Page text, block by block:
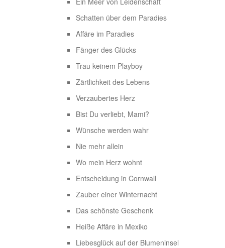
Schatten über dem Paradies
Affäre im Paradies
Fänger des Glücks
Trau keinem Playboy
Zärtlichkeit des Lebens
Verzaubertes Herz
Bist Du verliebt, Mami?
Wünsche werden wahr
Nie mehr allein
Wo mein Herz wohnt
Entscheidung in Cornwall
Zauber einer Winternacht
Das schönste Geschenk
Heiße Affäre in Mexiko
Liebesglück auf der Blumeninsel